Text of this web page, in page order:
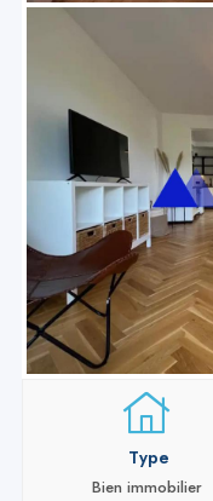
Type
Bien immobilier